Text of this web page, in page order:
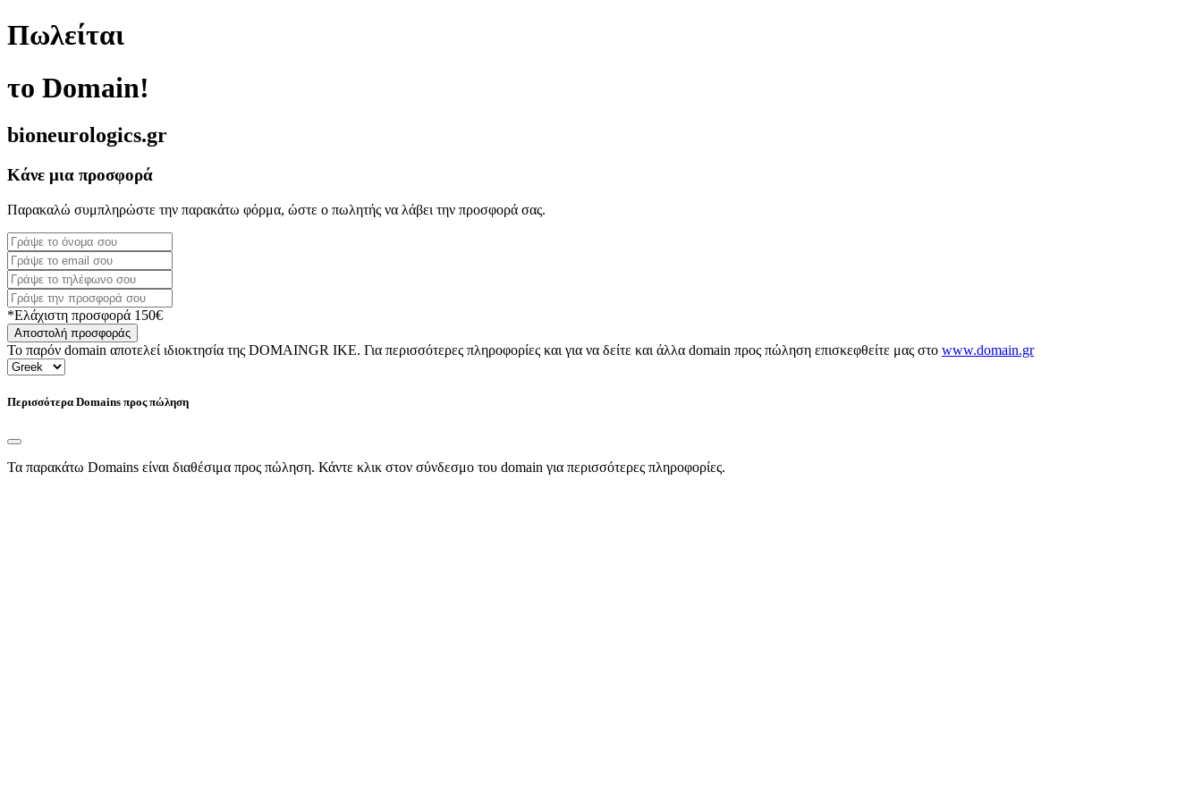
Πωλείται
το Domain!
bioneurologics.gr
Κάνε μια προσφορά
Παρακαλώ συμπληρώστε την παρακάτω φόρμα, ώστε ο πωλητής να λάβει την προσφορά σας.
*Ελάχιστη προσφορά 150€
Αποστολή προσφοράς
Το παρόν domain αποτελεί ιδιοκτησία της DOMAINGR ΙΚΕ. Για περισσότερες πληροφορίες και για να δείτε και άλλα domain προς πώληση επισκεφθείτε μας στο www.domain.gr
Περισσότερα Domains προς πώληση
Τα παρακάτω Domains είναι διαθέσιμα προς πώληση. Κάντε κλικ στον σύνδεσμο του domain για περισσότερες πληροφορίες.